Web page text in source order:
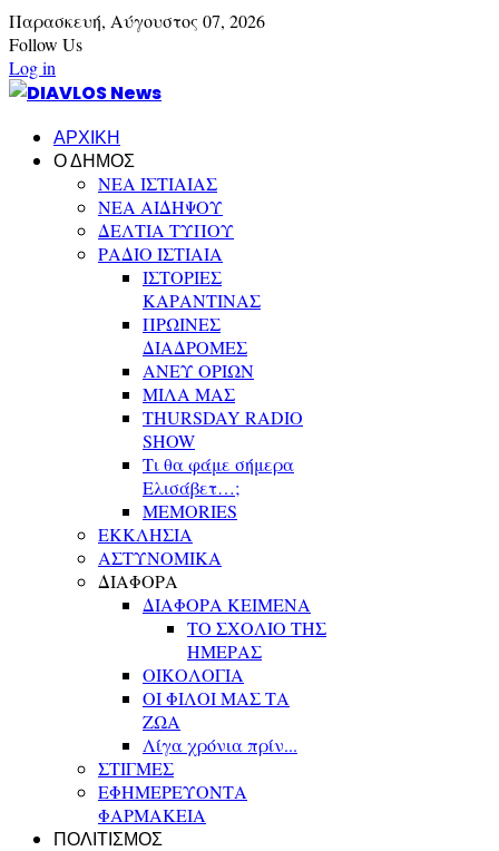
Παρασκευή, Αύγουστος 07, 2026
Follow Us
Log in
ΑΡΧΙΚΗ
Ο ΔΗΜΟΣ
ΝΕΑ ΙΣΤΙΑΙΑΣ
ΝΕΑ ΑΙΔΗΨΟΥ
ΔΕΛΤΙΑ ΤΥΠΟΥ
ΡΑΔΙΟ ΙΣΤΙΑΙΑ
ΙΣΤΟΡΙΕΣ
ΚΑΡΑΝΤΙΝΑΣ
ΠΡΩΙΝΕΣ
ΔΙΑΔΡΟΜΕΣ
ΑΝΕΥ ΟΡΙΩΝ
ΜΙΛΑ ΜΑΣ
THURSDAY RADIO
SHOW
Τι θα φάμε σήμερα
Ελισάβετ…;
MEMORIES
ΕΚΚΛΗΣΙΑ
ΑΣΤΥΝΟΜΙΚΑ
ΔΙΑΦΟΡΑ
ΔΙΑΦΟΡΑ ΚΕΙΜΕΝΑ
ΤΟ ΣΧΟΛΙΟ ΤΗΣ
ΗΜΕΡΑΣ
ΟΙΚΟΛΟΓΙΑ
ΟΙ ΦΙΛΟΙ ΜΑΣ ΤΑ
ΖΩΑ
Λίγα χρόνια πρίν...
ΣΤΙΓΜΕΣ
ΕΦΗΜΕΡΕΥΟΝΤΑ
ΦΑΡΜΑΚΕΙΑ
ΠΟΛΙΤΙΣΜΟΣ